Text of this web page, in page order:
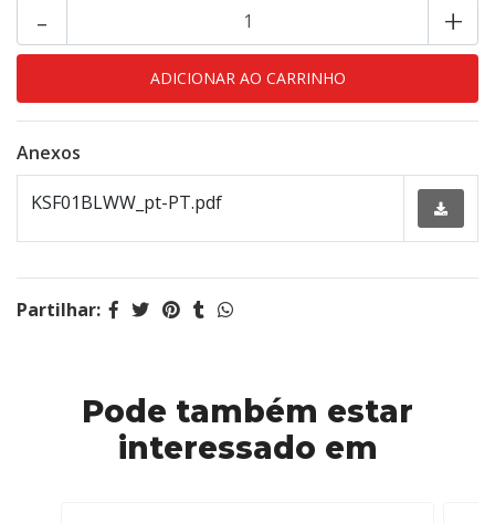
+
-
Anexos
KSF01BLWW_pt-PT.pdf
Partilhar:
Pode também estar
interessado em